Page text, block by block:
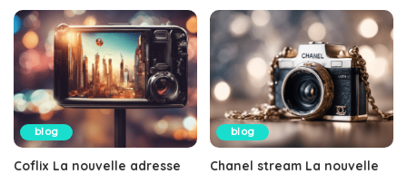
blog
Coflix La nouvelle adresse
blog
Chanel stream La nouvelle